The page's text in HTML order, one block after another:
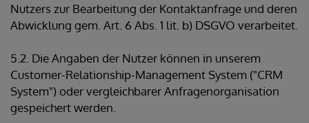
Nutzers zur Bearbeitung der Kontaktanfrage und deren
Abwicklung gem. Art. 6 Abs. 1 lit. b) DSGVO verarbeitet.
5.2. Die Angaben der Nutzer können in unserem
Customer-Relationship-Management System ("CRM
System") oder vergleichbarer Anfragenorganisation
gespeichert werden.